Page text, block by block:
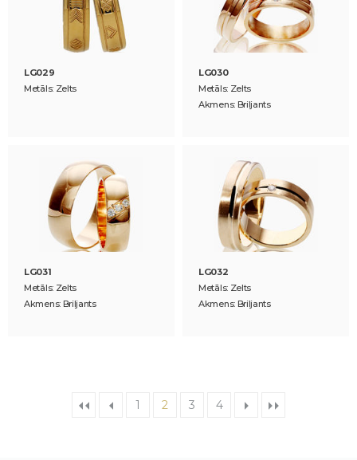
LG029
Metāls: Zelts
LG030
Metāls: Zelts
Akmens: Briljants
LG031
Metāls: Zelts
Akmens: Briljants
LG032
Metāls: Zelts
Akmens: Briljants
1 2 3 4